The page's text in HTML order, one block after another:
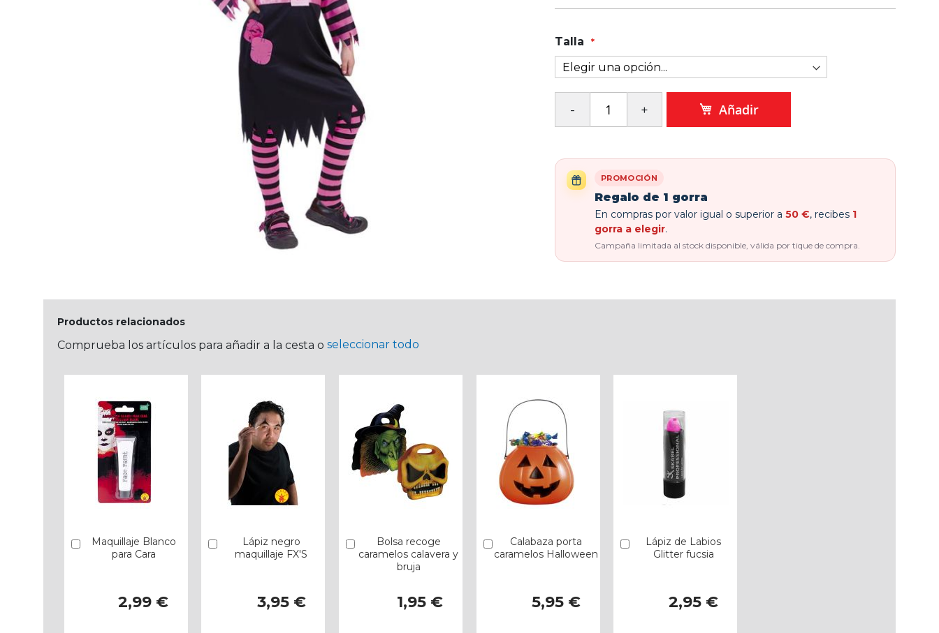
Talla
Añadir
PROMOCIÓN
Regalo de 1 gorra
En compras por valor igual o superior a 50 €, recibes 1
gorra a elegir.
Campaña limitada al stock disponible, válida por tique de compra.
Productos relacionados
Comprueba los artículos para añadir a la cesta o seleccionar todo
Maquillaje Blanco
para Cara
2,99 €
Añadir
Lápiz negro
maquillaje FX'S
3,95 €
Añadir
Bolsa recoge
caramelos calavera y
bruja
1,95 €
Añadir
Calabaza porta
caramelos Halloween
5,95 €
Añadir
Lápiz de Labios
Glitter fucsia
2,95 €
Añadir